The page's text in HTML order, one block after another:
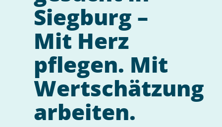
Siegburg –
Mit Herz
pflegen. Mit
Wertschätzung
arbeiten.